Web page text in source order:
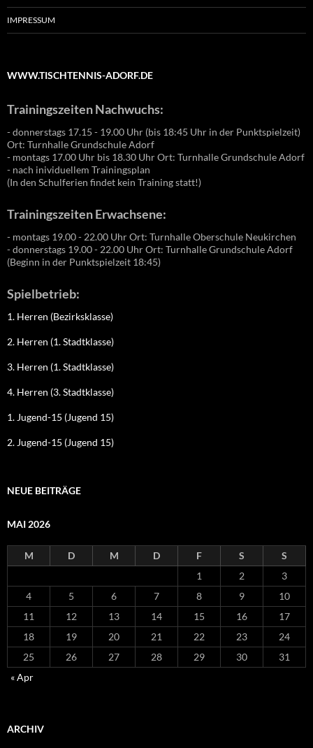
IMPRESSUM
WWW.TISCHTENNIS-ADORF.DE
Trainingszeiten Nachwuchs:
- donnerstags 17.15 - 19.00 Uhr (bis 18:45 Uhr in der Punktspielzeit)
Ort: Turnhalle Grundschule Adorf
- montags 17.00 Uhr bis 18.30 Uhr Ort: Turnhalle Grundschule Adorf
- nach inividuellem Trainingsplan
(In den Schulferien findet kein Training statt!)
Trainingszeiten Erwachsene:
- montags 19.00 - 22.00 Uhr Ort: Turnhalle Oberschule Neukirchen
- donnerstags 19.00 - 22.00 Uhr Ort: Turnhalle Grundschule Adorf
(Beginn in der Punktspielzeit 18:45)
Spielbetrieb:
1. Herren (Bezirksklasse)
2. Herren (1. Stadtklasse)
3. Herren (1. Stadtklasse)
4. Herren (3. Stadtklasse)
1. Jugend-15 (Jugend 15)
2. Jugend-15 (Jugend 15)
NEUE BEITRÄGE
MAI 2026
M D M D F S
S
1
2
3
4
5 6 7 8 9
10
11
12 13 14 15 16
17
18
19 20 21 22 23
24
25
26 27 28 29 30
31
« Apr
ARCHIV